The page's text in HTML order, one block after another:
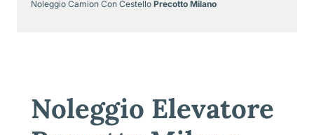
Noleggio Camion Con Cestello Precotto Milano
Noleggio Elevatore